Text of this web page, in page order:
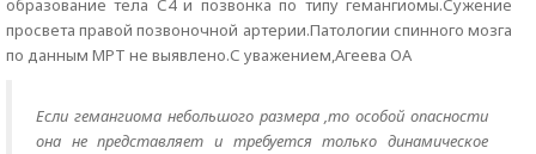
образование тела С4 и позвонка по типу гемангиомы.Сужение
просвета правой позвоночной артерии.Патологии спинного мозга
по данным МРТ не выявлено.С уважением,Агеева ОА
Если гемангиома небольшого размера ,то особой опасности
она не представляет и требуется только динамическое